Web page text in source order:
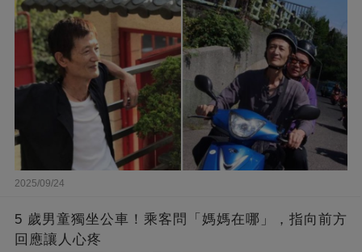
2025/09/24
5 歲男童獨坐公車！乘客問「媽媽在哪」，指向前方
回應讓人心疼